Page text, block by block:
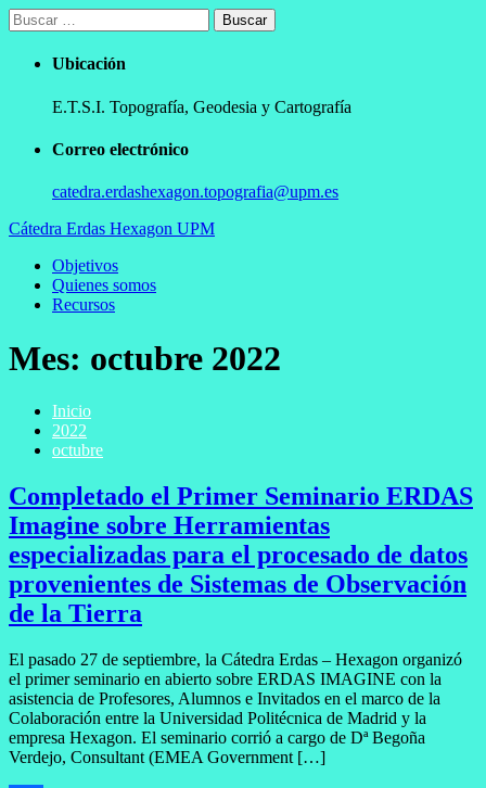
Ir
al
contenido
Buscar:
Ubicación
E.T.S.I. Topografía, Geodesia y Cartografía
Correo electrónico
catedra.erdashexagon.topografia@upm.es
Cátedra Erdas Hexagon UPM
Menú
principal
Objetivos
Quienes somos
Recursos
Mes: octubre 2022
Inicio
2022
octubre
Completado el Primer Seminario ERDAS
Imagine sobre Herramientas
especializadas para el procesado de datos
provenientes de Sistemas de Observación
de la Tierra
El pasado 27 de septiembre, la Cátedra Erdas – Hexagon organizó
el primer seminario en abierto sobre ERDAS IMAGINE con la
asistencia de Profesores, Alumnos e Invitados en el marco de la
Colaboración entre la Universidad Politécnica de Madrid y la
empresa Hexagon. El seminario corrió a cargo de Dª Begoña
Verdejo, Consultant (EMEA Government […]